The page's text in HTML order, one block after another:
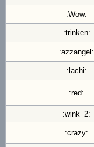
:Wow:
:trinken:
:azzangel:
:lachi:
:red:
:wink_2:
:crazy: